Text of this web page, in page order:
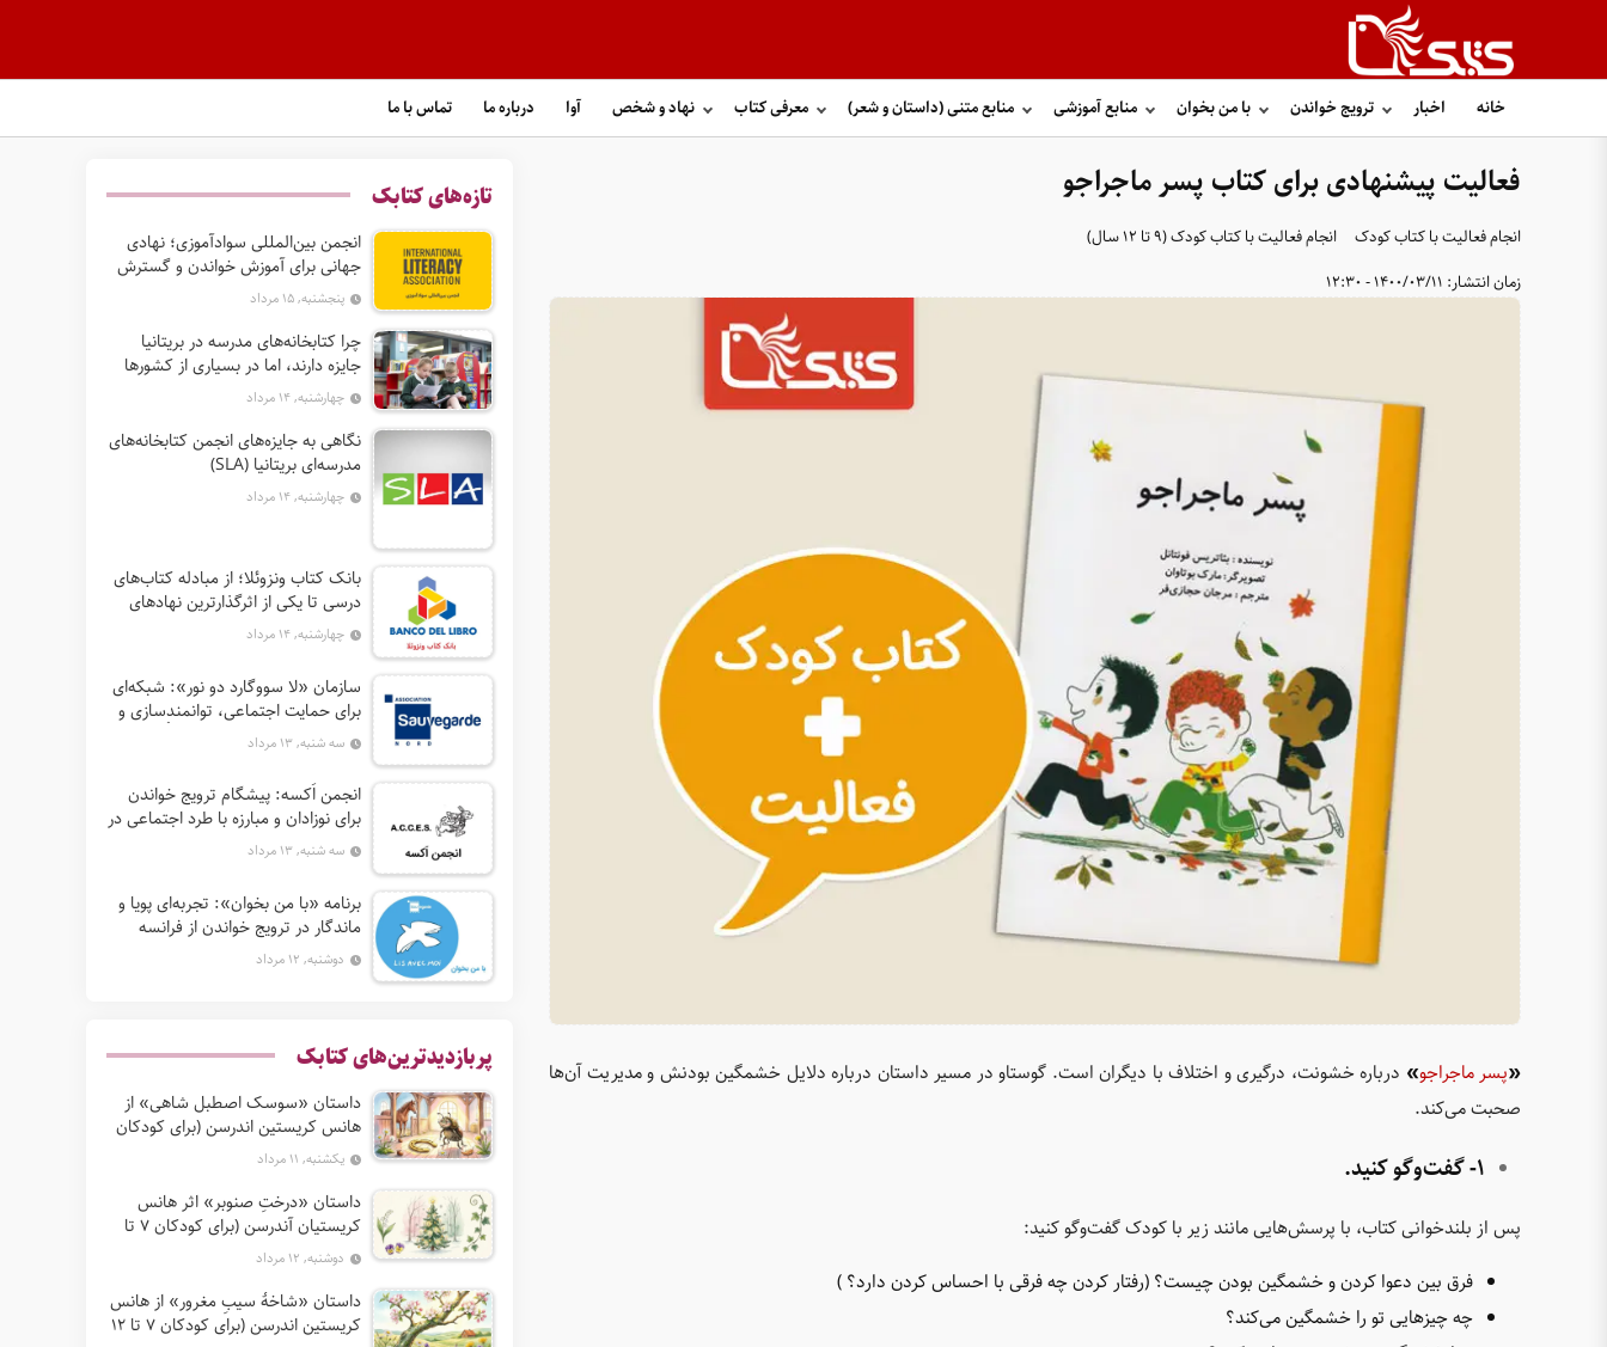
خانه اخبار ترویج خواندن با من بخوان منابع آموزشی منابع متنی (داستان و شعر) معرفی کتاب نهاد و شخص آوا درباره ما تماس با ما
فعالیت پیشنهادی برای کتاب پسر ماجراجو
انجام فعالیت با کتاب کودک
انجام فعالیت با کتاب کودک (۹ تا ۱۲ سال)
زمان انتشار: 1400/03/11 - 12:30
«پسر ماجراجو» درباره خشونت، درگیری و اختلاف با دیگران است. گوستاو در مسیر داستان درباره دلایل خشمگین بودنش و مدیریت آن‌ها‌
صحبت می‌کند.
1- گفت‌وگو کنید.
پس از بلندخوانی کتاب، با پرسش‌هایی مانند زیر با کودک گفت‌وگو کنید:
فرق بین دعوا کردن و خشمگین بودن چیست؟ (رفتار کردن چه فرقی با احساس کردن دارد؟ )
چه چیزهایی تو را خشمگین می‌کند؟
تازه‌های کتابک
انجمن بین‌المللی سوادآموزی؛ نهادی
جهانی برای آموزش خواندن و گسترش
حق سواد
پنجشنبه, ۱۵ مرداد
چرا کتابخانه‌های مدرسه در بریتانیا
جایزه دارند، اما در بسیاری از کشورها
نه؟چهارشنبه, ۱۴ مرداد
نگاهی به جایزه‌های انجمن کتابخانه‌های
مدرسه‌ای بریتانیا (SLA)
چهارشنبه, ۱۴ مرداد
بانک کتاب ونزوئلا؛ از مبادله کتاب‌های
درسی تا یکی از اثرگذارترین نهادهای
ترویج خواندن در آمریکای لاتین
چهارشنبه, ۱۴ مرداد
سازمان «لا سووگارد دو نور»: شبکه‌ای
برای حمایت اجتماعی، توانمندسازی و
ترویج فرهنگ (آ. د. اِن. اِس. اُ. آ سابق)
سه شنبه, ۱۳ مرداد
انجمن اَکسه: پیشگام ترویج خواندن
برای نوزادان و مبارزه با طرد اجتماعی در
فرانسه
سه شنبه, ۱۳ مرداد
برنامه «با من بخوان»: تجربه‌ای پویا و
ماندگار در ترویج خواندن از فرانسه
دوشنبه, ۱۲ مرداد
پربازدیدترین‌های کتابک
داستان «سوسک اصطبل شاهی» از
هانس کریستین اندرسن (برای کودکان
7 تا 12 سال) یکشنبه, ۱۱ مرداد
داستان «درختِ صنوبر» اثر هانس
کریستیان آندرسن (برای کودکان 7 تا
12 سال) دوشنبه, ۱۲ مرداد
داستان «شاخهٔ سیبِ مغرور» از هانس
کریستین اندرسن (برای کودکان 7 تا 12